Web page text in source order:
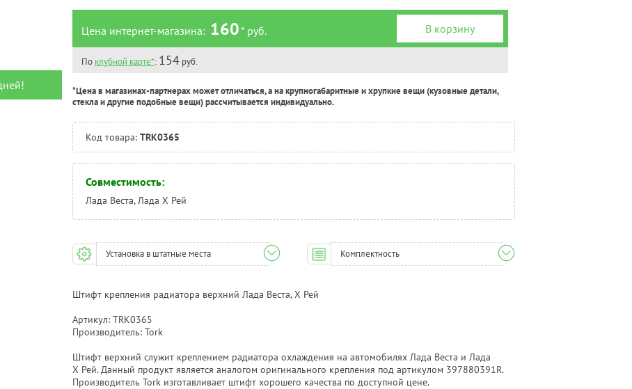
Цена интернет-магазина: 160* руб. В корзину
По клубной карте*: 154 руб.
*Цена в магазинах-партнерах может отличаться, а на крупногабаритные и хрупкие вещи (кузовные детали,
стекла и другие подобные вещи) рассчитывается индивидуально.
Код товара: TRK0365
Совместимость:
Лада Веста, Лада Х Рей
Установка в штатные места Комплектность
Штифт крепления радиатора верхний Лада Веста, Х Рей
Артикул: TRK0365
Производитель: Tork
Штифт верхний служит креплением радиатора охлаждения на автомобилях Лада Веста и Лада
Х Рей. Данный продукт является аналогом оригинального крепления под артикулом 397880391R.
Производитель Tork изготавливает штифт хорошего качества по доступной цене.